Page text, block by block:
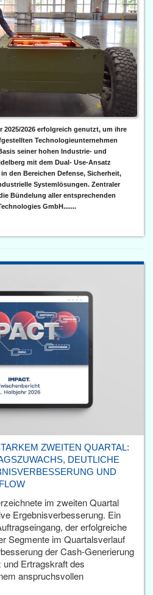
2025/2026 erfolgreich genutzt, um ihre
Technologieunternehmen
seiner hohen Industrie- und
mit dem Dual- Use-Ansatz
den Bereichen Defense, Sicherheit,
Systemlösungen. Zentraler
Bündelung aller entsprechenden
GmbH.......
ZWEITEN QUARTAL:
DEUTLICHE
UND
im zweiten Quartal
Ergebnisverbesserung. Ein
der erfolgreiche
Segmente im Quartalsverlauf
der Cash-Generierung
und Ertragskraft des
anspruchsvollen